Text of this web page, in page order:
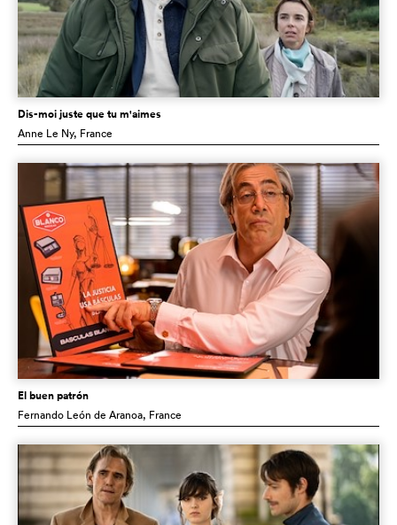
Dis-moi juste que tu m'aimes
Anne Le Ny, France
El buen patrón
Fernando León de Aranoa, France